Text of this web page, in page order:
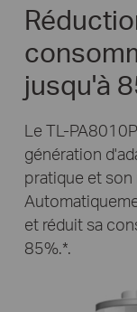
jusqu'à
Le TL-
génération
pratique et
et réduit sa
85%.*.